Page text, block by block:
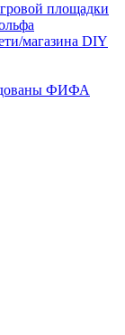
площадки
магазина DIY
ФИФА